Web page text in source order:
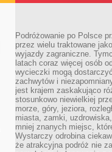
Podróżowanie po Polsce
przez wielu traktowane
wyjazdy zagraniczne.
latach coraz więcej osób
wycieczki mogą
zachwytów i
jest krajem zaskakująco
stosunkowo niewielkiej
morze, góry, jeziora,
miasta, zamki,
mniej znanych miejsc,
Wystarczy odrobina
że atrakcyjna podróż nie